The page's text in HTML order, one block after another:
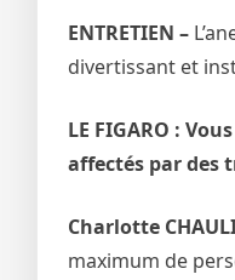
ENTRETIEN –
divertissant et
LE FIGARO :
affectés par des
Charlotte
maximum de